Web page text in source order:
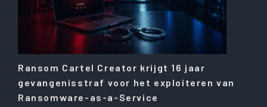
Ransom Cartel Creator krijgt 16 jaar
gevangenisstraf voor het exploiteren van
Ransomware-as-a-Service